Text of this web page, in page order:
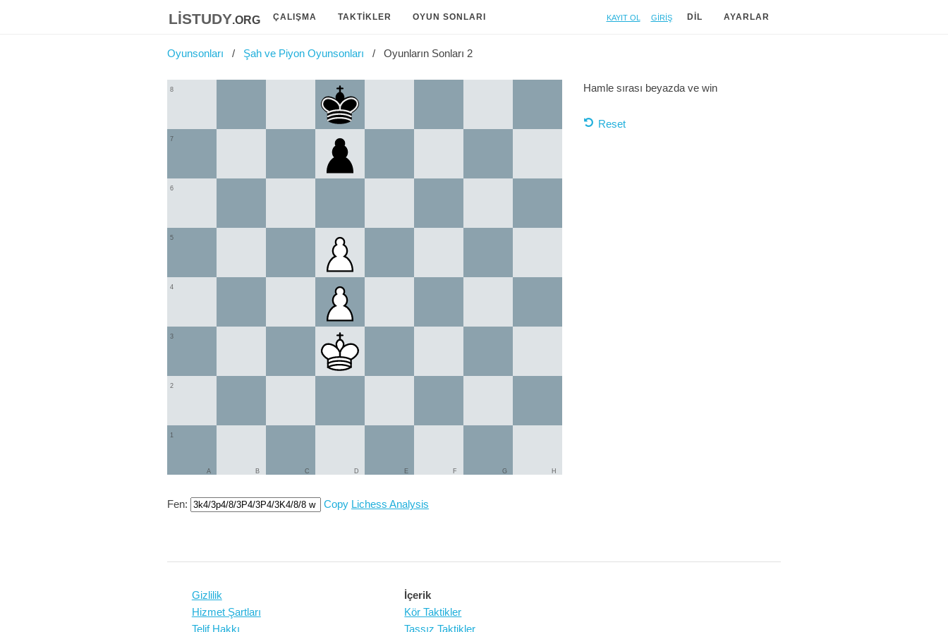
listudy.org ÇALIŞMA TAKTIKLER OYUN SONLARI Kayıt ol Giriş DIL AYARLAR
Oyunsonları Şah ve Piyon Oyunsonları Oyunların Sonları 2
1
2
3
4
5
6
7
8
A B C D E F G H
Hamle sırası beyazda ve win
Reset
Fen: Copy Lichess Analysis
Gizlilik
Hizmet Şartları
Telif Hakkı
İçerik
Kör Taktikler
Taşsız Taktikler